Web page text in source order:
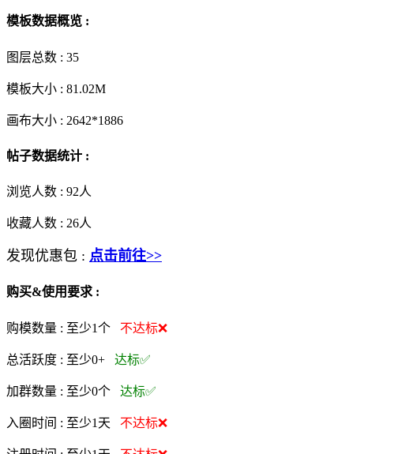
模板数据概览 :
图层总数 : 35
模板大小 : 81.02M
画布大小 : 2642*1886
帖子数据统计 :
浏览人数 : 92人
收藏人数 : 26人
发现优惠包 : 点击前往>>
购买&使用要求 :
购模数量 : 至少1个 不达标❌
总活跃度 : 至少0+ 达标✅
加群数量 : 至少0个 达标✅
入圈时间 : 至少1天 不达标❌